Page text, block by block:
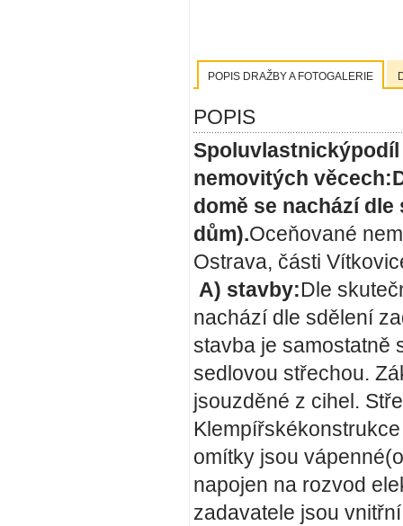
POPIS DRAŽBY A FOTOGALERIE
POPIS
nemovitých věcech:
domě se nachází
dům).Oceňované
Ostrava, části
A) stavby:Dle
nachází dle sdělení
stavba je samostatně
sedlovou střechou.
jsouzděné z cihel.
omítky jsou
napojen na rozvod
zadavatele jsou